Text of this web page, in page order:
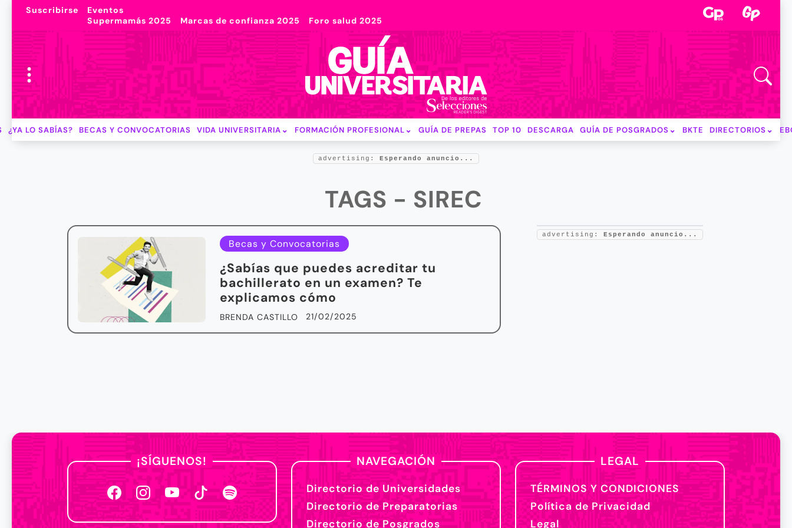
Suscribirse
Eventos
Supermamás 2025
Marcas de confianza 2025 Foro salud 2025
¿YA LO SABÍAS? BECAS Y CONVOCATORIAS VIDA UNIVERSITARIA FORMACIÓN PROFESIONAL GUÍA DE PREPAS TOP 10 DESCARGA GUÍA DE POSGRADOS BKTE DIRECTORIOS
advertising: Esperando anuncio...
TAGS - SIREC
Becas y Convocatorias
¿Sabías que puedes acreditar tu
bachillerato en un examen? Te
explicamos cómo
BRENDA CASTILLO 21/02/2025
advertising: Esperando anuncio...
¡SÍGUENOS! NAVEGACIÓN
Directorio de Universidades
Directorio de Preparatorias
Directorio de Posgrados
LEGAL
TÉRMINOS Y CONDICIONES
Política de Privacidad
Legal